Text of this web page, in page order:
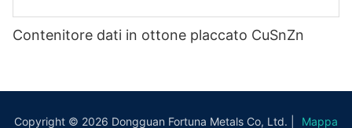
Contenitore dati in ottone placcato CuSnZn
Copyright © 2026 Dongguan Fortuna Metals Co, Ltd. | Mappa